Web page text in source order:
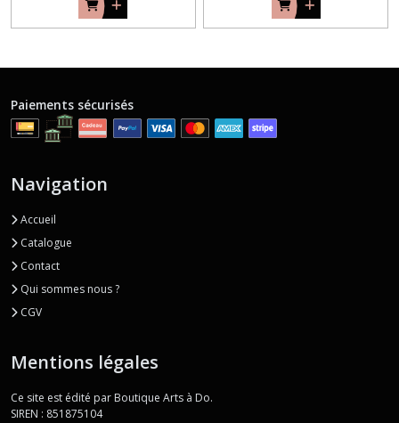
Paiements sécurisés
Navigation
Accueil
Catalogue
Contact
Qui sommes nous ?
CGV
Mentions légales
Ce site est édité par Boutique Arts à Do.
SIREN : 851875104